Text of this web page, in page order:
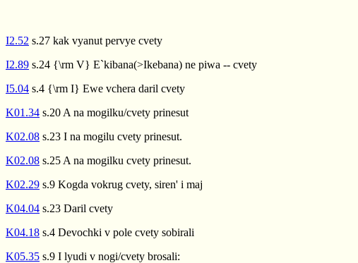
I2.52 s.27 kak vyanut pervye cvety
I2.89 s.24 {\rm V} E`kibana(>Ikebana) ne piwa -- cvety
I5.04 s.4 {\rm I} Ewe vchera daril cvety
K01.34 s.20 A na mogilku/cvety prinesut
K02.08 s.23 I na mogilu cvety prinesut.
K02.08 s.25 A na mogilku cvety prinesut.
K02.29 s.9 Kogda vokrug cvety, siren' i maj
K04.04 s.23 Daril cvety
K04.18 s.4 Devochki v pole cvety sobirali
K05.35 s.9 I lyudi v nogi/cvety brosali: